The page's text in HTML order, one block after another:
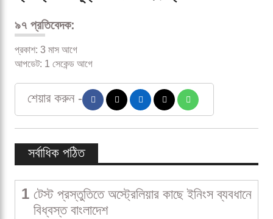
৯৭ প্রতিবেদক:
প্রকাশ: 3 মাস আগে
আপডেট: 1 সেকেন্ড আগে
শেয়ার করুন -
সর্বাধিক পঠিত
1 টেস্ট প্রস্তুতিতে অস্ট্রেলিয়ার কাছে ইনিংস ব্যবধানে
বিধ্বস্ত বাংলাদেশ